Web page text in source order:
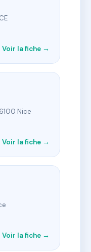
Voir la fiche →
Nice
Voir la fiche →
Voir la fiche →